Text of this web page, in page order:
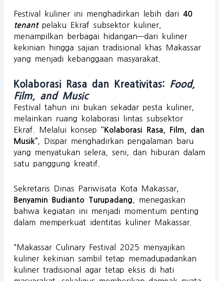
Festival kuliner ini menghadirkan lebih dari
40
tenantpelaku Ekraf subsektor kuliner,
menampilkan berbagai hidangan—dari kuliner
kekinian hingga sajian tradisional khas Makassar
yang menjadi kebanggaan masyarakat.
Kolaborasi Rasa dan Kreativitas:
Food,
Film, and Music
Festival tahun ini bukan sekadar pesta kuliner,
melainkan ruang kolaborasi lintas subsektor
Ekraf. Melalui konsep
“Kolaborasi Rasa, Film, dan
Musik”, Dispar menghadirkan pengalaman baru
yang menyatukan selera, seni, dan hiburan dalam
satu panggung kreatif.
Sekretaris Dinas Pariwisata Kota Makassar,
Benyamin Budianto Turupadang , menegaskan
bahwa kegiatan ini menjadi momentum penting
dalam memperkuat identitas kuliner Makassar.
“Makassar Culinary Festival 2025 menyajikan
kuliner kekinian sambil tetap memadupadankan
kuliner tradisional agar tetap eksis di hati